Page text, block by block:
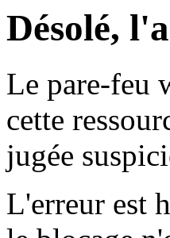
Désolé,
Le pare-feu
cette
jugée
L'erreur est